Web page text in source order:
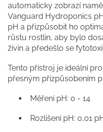
automaticky zobrazí
Vanguard Hydroponics
pH a přizpůsobit ho
růstu rostlin, aby bylo
živin a předešlo se
Tento přístroj je ideální
přesným přizpůsobením
Měření pH: 0 - 14
Rozlišení pH: 0,01